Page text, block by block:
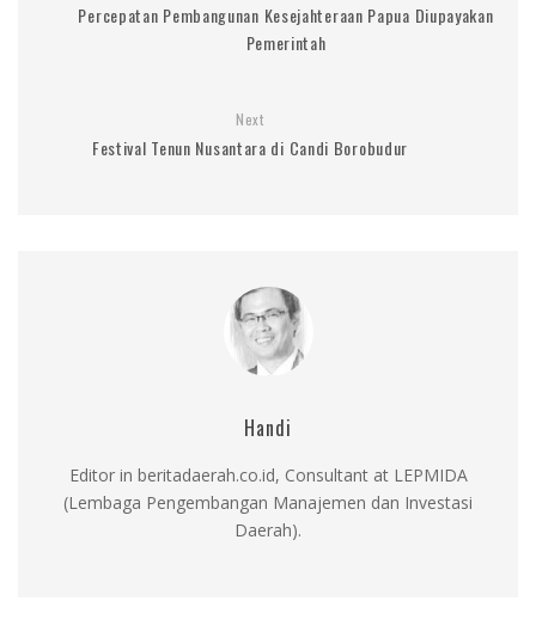
Percepatan Pembangunan Kesejahteraan Papua Diupayakan
Pemerintah
Next
Festival Tenun Nusantara di Candi Borobudur
Handi
Editor in beritadaerah.co.id, Consultant at LEPMIDA
(Lembaga Pengembangan Manajemen dan Investasi
Daerah).